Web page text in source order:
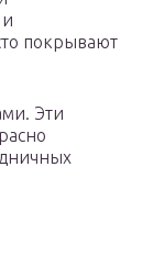
покрывают
Эти